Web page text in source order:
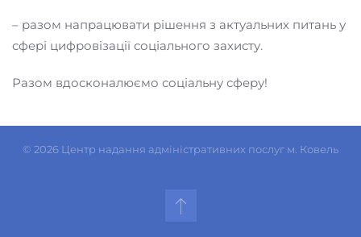
– разом напрацювати рішення з актуальних питань у
сфері цифровізації соціального захисту.
Разом вдосконалюємо соціальну сферу!
© 2026 Центр надання адміністративних послуг м. Ковель